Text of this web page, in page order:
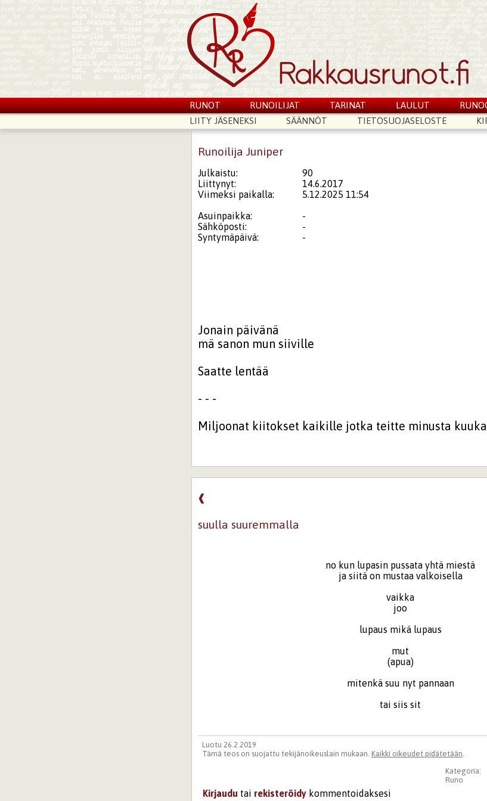
RUNOT RUNOILIJAT TARINAT LAULUT
LIITY JÄSENEKSI
SÄÄNNÖT TIETOSUOJASELOSTE
Runoilija Juniper
Julkaistu:
90
Liittynyt:
14.6.2017
Viimeksi paikalla:
5.12.2025 11:54
Asuinpaikka:
-
Sähköposti:
-
Syntymäpäivä:
-
Jonain päivänä
mä sanon mun siiville
Saatte lentää
- - -
Miljoonat kiitokset kaikille jotka teitte minusta
❰
suulla suuremmalla
no kun lupasin pussata yhtä miestä
ja siitä on mustaa valkoisella
vaikka
joo
lupaus mikä lupaus
mut
(apua)
mitenkä suu nyt pannaan
tai siis sit
Luotu 26.2.2019
Tämä teos on suojattu tekijänoikeuslain mukaan. Kaikki oikeudet pidätetään.
Kategoria:
Runo
Kirjaudu tai rekisteröidy kommentoidaksesi